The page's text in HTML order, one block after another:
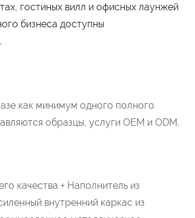
гостиных вилл и офисных лаунжей
бизнеса доступны
как минимум одного полного
образцы, услуги OEM и ODM.
качества + Наполнитель из
внутренний каркас из